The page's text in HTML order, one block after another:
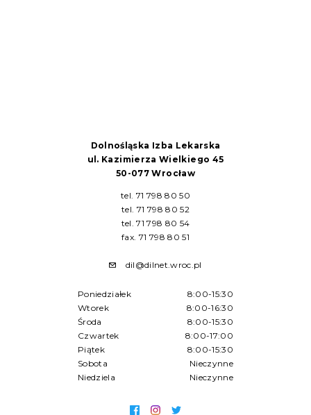
Dolnośląska Izba Lekarska
ul. Kazimierza Wielkiego 45
50-077 Wrocław
tel. 71 798 80 50
tel. 71 798 80 52
tel. 71 798 80 54
fax. 71 798 80 51
dil@dilnet.wroc.pl
Poniedziałek
8:00-15:30
Wtorek
8:00-16:30
Środa
8:00-15:30
Czwartek
8:00-17:00
Piątek
8:00-15:30
Sobota
Nieczynne
Niedziela
Nieczynne